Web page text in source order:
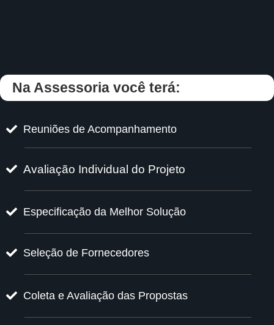
Na Assessoria você terá:
Reuniões de Acompanhamento
Avaliação Individual do Projeto
Especificação da Melhor Solução
Seleção de Fornecedores
Coleta e Avaliação das Propostas